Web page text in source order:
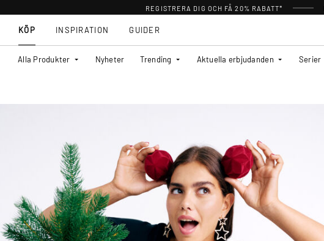
REGISTRERA DIG OCH FÅ 20% RABATT*
KÖP
Alla Produkter Nyheter Trending Aktuella erbjudanden Serier
INSPIRATION GUIDER